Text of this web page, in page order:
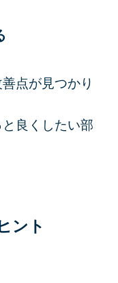
点が見つかり
良くしたい部
ント